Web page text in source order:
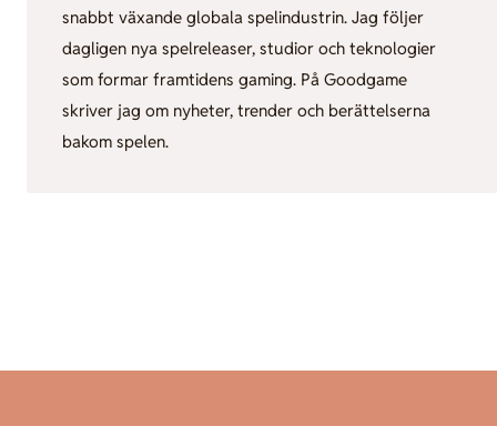
snabbt växande globala spelindustrin. Jag följer
dagligen nya spelreleaser, studior och teknologier
som formar framtidens gaming. På Goodgame
skriver jag om nyheter, trender och berättelserna
bakom spelen.